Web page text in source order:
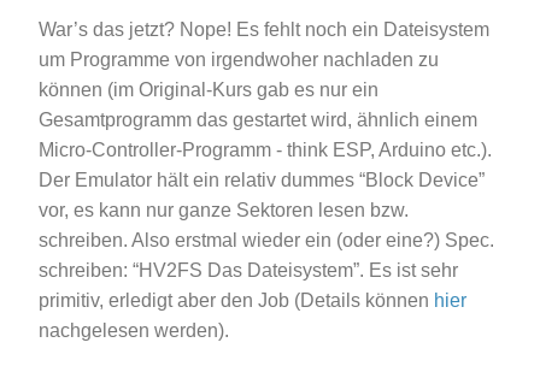
War’s das jetzt? Nope! Es fehlt noch ein Dateisystem
um Programme von irgendwoher nachladen zu
können (im Original-Kurs gab es nur ein
Gesamtprogramm das gestartet wird, ähnlich einem
Micro-Controller-Programm - think ESP, Arduino etc.).
Der Emulator hält ein relativ dummes “Block Device”
vor, es kann nur ganze Sektoren lesen bzw.
schreiben. Also erstmal wieder ein (oder eine?) Spec.
schreiben: “HV2FS Das Dateisystem”. Es ist sehr
primitiv, erledigt aber den Job (Details können hier
nachgelesen werden).